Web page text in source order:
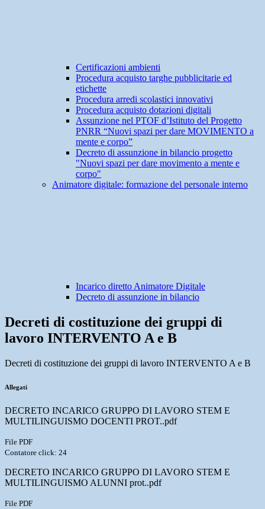
Certificazioni ambienti
Procedura acquisto targhe pubblicitarie ed
etichette
Procedura arredi scolastici innovativi
Procedura acquisto dotazioni digitali
Assunzione nel PTOF d’Istituto del Progetto
PNRR “Nuovi spazi per dare MOVIMENTO a
mente e corpo”
Decreto di assunzione in bilancio progetto
"Nuovi spazi per dare movimento a mente e
corpo"
Animatore digitale: formazione del personale interno
Incarico diretto Animatore Digitale
Decreto di assunzione in bilancio
Decreti di costituzione dei gruppi di
lavoro INTERVENTO A e B
Decreti di costituzione dei gruppi di lavoro INTERVENTO A e B
Allegati
DECRETO INCARICO GRUPPO DI LAVORO STEM E
MULTILINGUISMO DOCENTI PROT..pdf
File PDF
Contatore click: 24
DECRETO INCARICO GRUPPO DI LAVORO STEM E
MULTILINGUISMO ALUNNI prot..pdf
File PDF